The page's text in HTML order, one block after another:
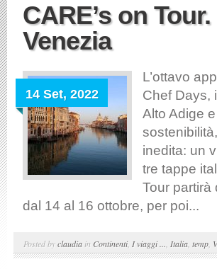
CARE’s on
Venezia
14 Set, 2022
L’ottavo
Chef Days,
Alto Adige
inedita: un
tre tappe
Tour partirà
dal 14 al 16 ottobre, per poi...
Posted byclaudia in Continenti, I viaggi ... Italia temp